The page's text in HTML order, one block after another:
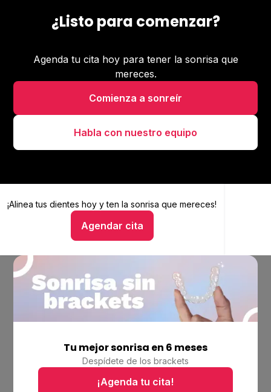
¿Listo para comenzar?
Agenda tu cita hoy para tener la sonrisa que
mereces.
Comienza a sonreír
Habla con nuestro equipo
¡Alinea tus dientes hoy yten la sonrisa que mereces!
Agendar cita
Alinea tus dientes hoy y ten la sonrisa que mereces
Hablar con un asesor
Tu mejor sonrisa en 6 meses
Despídete de los brackets
¡Agenda tu cita!